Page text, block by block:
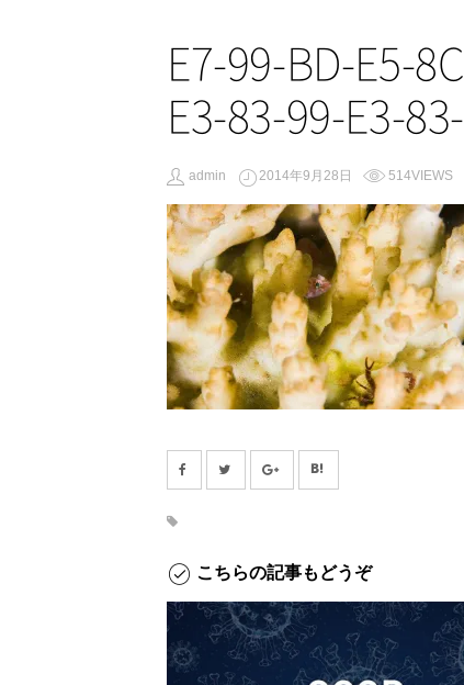
E7-99-BD-E5-
E3-83-99-E3-
admin 2014年9月28日 514VIEWS
こちらの記事もどうぞ